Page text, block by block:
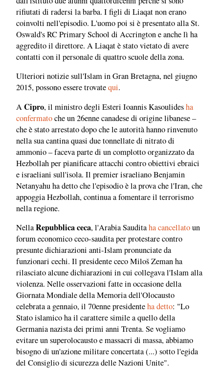
rifiutati di radersi la barba. I figli di Liaqat non erano
coinvolti nell'episodio. L'uomo poi si è presentato alla St.
Oswald's RC Primary School di Accrington e anche lì ha
aggredito il direttore. A Liaqat è stato vietato di avere
contatti con il personale di quattro scuole della zona.
Ulteriori notizie sull'Islam in Gran Bretagna, nel giugno
2015, possono essere trovatequi.
ACipro, il ministro degli Esteri Ioannis Kasoulidesha
confermatoche un 26enne canadese di origine libanese –
che è stato arrestato dopo che le autorità hanno rinvenuto
nella sua cantina quasi due tonnellate di nitrato di
ammonio – faceva parte di un complotto organizzato da
Hezbollah per pianificare attacchi contro obiettivi ebraici
e israeliani sull'isola. Il premier israeliano Benjamin
Netanyahu ha detto che l'episodio è la prova che l'Iran, che
appoggia Hezbollah, continua a fomentare il terrorismo
nella regione.
NellaRepubblica ceca, l'Arabia Sauditaha cancellatoun
forum economico ceco-saudita per protestare contro
presunte dichiarazioni anti-Islam pronunciate da
funzionari cechi. Il presidente ceco Miloš Zeman ha
rilasciato alcune dichiarazioni in cui collegava l'Islam alla
violenza. Nelle osservazioni fatte in occasione della
Giornata Mondiale della Memoria dell'Olocausto
celebrata a gennaio, il 70enne presidenteha detto: "Lo
Stato islamico ha il carattere simile a quello della
Germania nazista dei primi anni Trenta. Se vogliamo
evitare un superolocausto e massacri di massa, abbiamo
bisogno di un'azione militare concertata (...) sotto l'egida
del Consiglio di sicurezza delle Nazioni Unite".